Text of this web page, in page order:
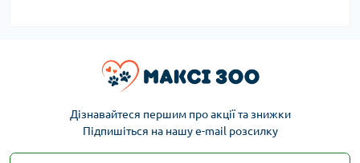
Дізнавайтеся першим про акції та знижки
Підпишіться на нашу e-mail розсилку